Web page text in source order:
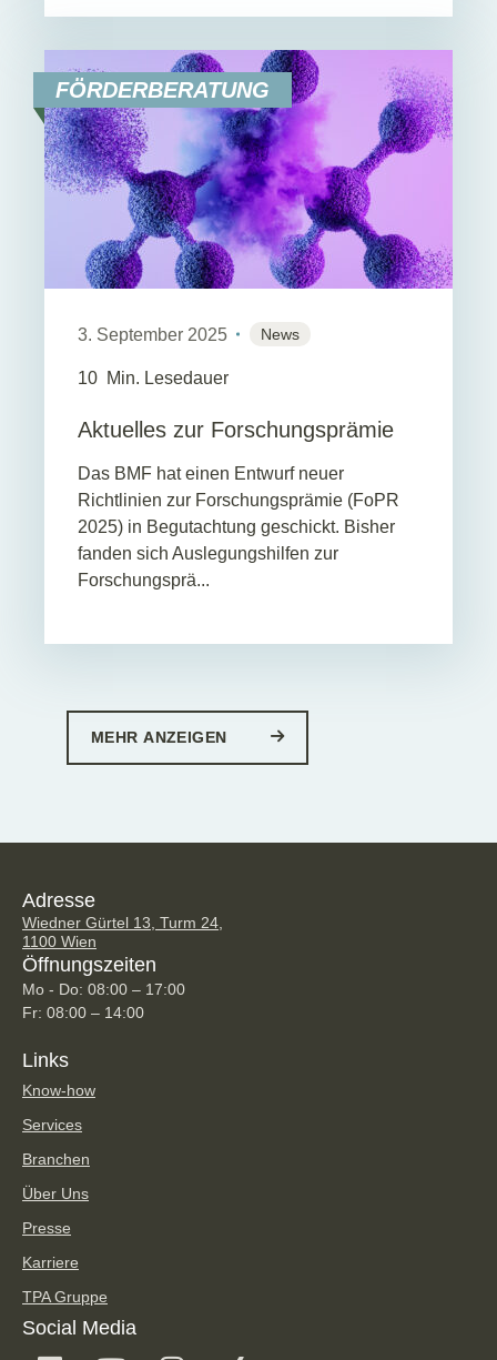
FÖRDERBERATUNG
3. September 2025 News
10 Min. Lesedauer
Aktuelles zur Forschungsprämie
Das BMF hat einen Entwurf neuer
Richtlinien zur Forschungsprämie (FoPR
2025) in Begutachtung geschickt. Bisher
fanden sich Auslegungshilfen zur
Forschungsprä...
MEHR ANZEIGEN
Adresse
Wiedner Gürtel 13, Turm 24,
1100 Wien
Öffnungszeiten
Mo - Do: 08:00 – 17:00
Fr: 08:00 – 14:00
Links
Know-how
Services
Branchen
Über Uns
Presse
Karriere
TPA Gruppe
Social Media